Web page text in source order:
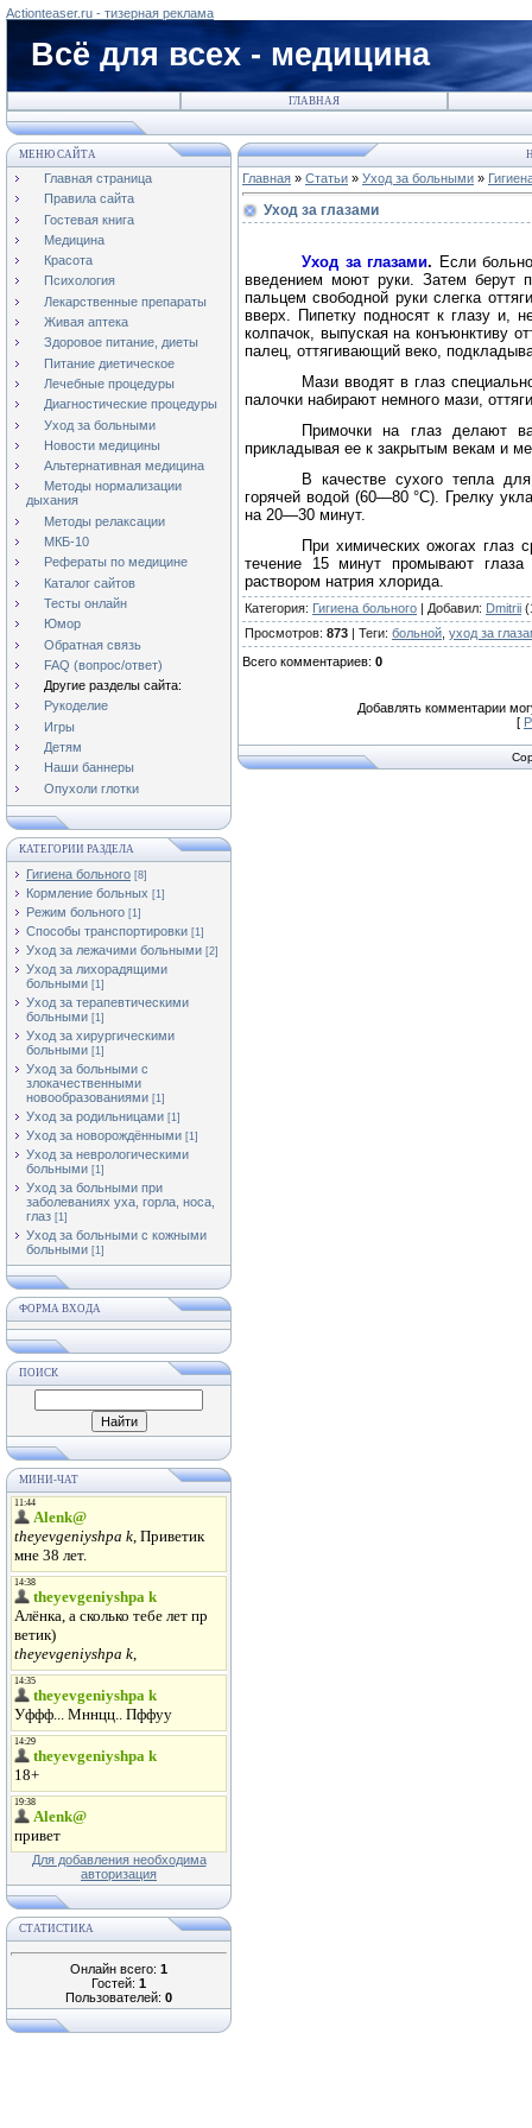
Actionteaser.ru - тизерная реклама
Всё для всех - медицина
ГЛАВНАЯ
МЕНЮ САЙТА
Главная страница
Правила сайта
Гостевая книга
Медицина
Красота
Психология
Лекарственные препараты
Живая аптека
Здоровое питание, диеты
Питание диетическое
Лечебные процедуры
Диагностические процедуры
Уход за больными
Новости медицины
Альтернативная медицина
Методы нормализации
дыхания
Методы релаксации
МКБ-10
Рефераты по медицине
Каталог сайтов
Тесты онлайн
Юмор
Обратная связь
FAQ (вопрос/ответ)
Другие разделы сайта:
Рукоделие
Игры
Детям
Наши баннеры
Опухоли глотки
КАТЕГОРИИ РАЗДЕЛА
Гигиена больного [8]
Кормление больных [1]
Режим больного [1]
Способы транспортировки [1]
Уход за лежачими больными [2]
Уход за лихорадящими
больными [1]
Уход за терапевтическими
больными [1]
Уход за хирургическими
больными [1]
Уход за больными с
злокачественными
новообразованиями [1]
Уход за родильницами [1]
Уход за новорождёнными [1]
Уход за неврологическими
больными [1]
Уход за больными при
заболеваниях уха, горла, носа,
глаз [1]
Уход за больными с кожными
больными [1]
ФОРМА ВХОДА
ПОИСК
МИНИ-ЧАТ
Для добавления необходима
авторизация
СТАТИСТИКА
Онлайн всего: 1
Гостей: 1
Пользователей: 0
Главная » Статьи » Уход за больными »
Уход за глазами
Уход за глазами. Если
введением моют руки. Затем берут
пальцем свободной руки слегка
вверх. Пипетку подносят к глазу и,
колпачок, выпуская на конъюнктиву
палец, оттягивающий веко,
Мази вводят в глаз
палочки набирают немного мази,
Примочки на глаз делают
прикладывая ее к закрытым векам и
В качестве сухого тепла
горячей водой (60—80 °C). Грелку
на 20—30 минут.
При химических ожогах глаз
течение 15 минут промывают
раствором натрия хлорида.
Категория: Гигиена больного | Добавил: Dmitrii
Просмотров: 873 | Теги: больной уход за
Всего комментариев: 0
Добавлять комментарии
[